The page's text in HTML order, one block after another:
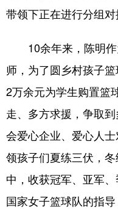
带领下正在进行分组对
10余年来，陈明作
师，为了圆乡村孩子
2万余元为学生购置篮
走、多方求援，争取
会爱心企业、爱心人
领孩子们夏练三伏，
中，收获冠军、亚军
国家女子篮球队的指